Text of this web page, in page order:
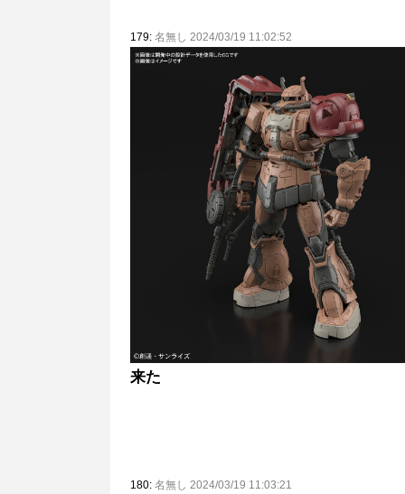
179: 名無し 2024/03/19 11:02:52
来た
180: 名無し 2024/03/19 11:03:21